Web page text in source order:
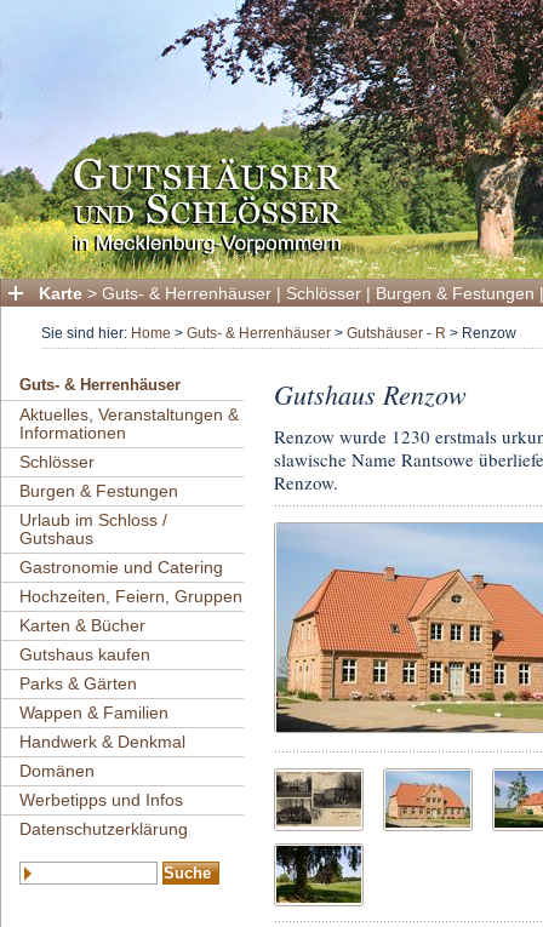
Karte > Guts- & Herrenhäuser | Schlösser | Burgen & Festungen
Sie sind hier: Home > Guts- & Herrenhäuser > Gutshäuser - R > Renzow
Guts- & Herrenhäuser
Aktuelles, Veranstaltungen &
Informationen
Schlösser
Burgen & Festungen
Urlaub im Schloss /
Gutshaus
Gastronomie und Catering
Hochzeiten, Feiern, Gruppen
Karten & Bücher
Gutshaus kaufen
Parks & Gärten
Wappen & Familien
Handwerk & Denkmal
Domänen
Werbetipps und Infos
Datenschutzerklärung
Gutshaus Renzow
Renzow wurde 1230 erstmals
slawische Name Rantsowe
Renzow.